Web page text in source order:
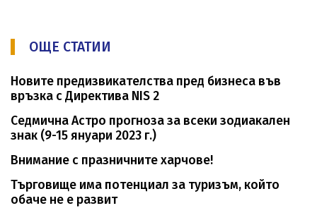
ОЩЕ СТАТИИ
Новите предизвикателства пред бизнеса във
връзка с Директива NIS 2
Седмична Астро прогноза за всеки зодиакален
знак (9-15 януари 2023 г.)
Внимание с празничните харчове!
Търговище има потенциал за туризъм, който
обаче не е развит